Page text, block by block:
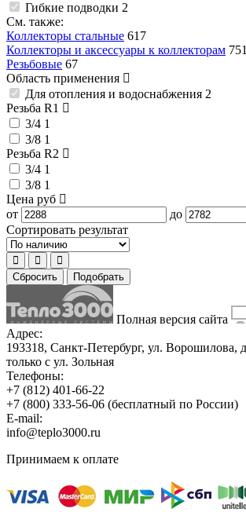
Гибкие подводки 2
См. также:
Коллекторы стальные 617
Коллекторы и аксессуары к коллекторам 751
Резьбовые 67
Область применения
Для отопления и водоснабжения 2
Резьба R1
3/4 1
3/8 1
Резьба R2
3/4 1
3/8 1
Цена руб
от
до
Сортировать результат
Сбросить Подобрать
Полная версия сайта
Адрес:
193318, Санкт-Петербург, ул. Ворошилова,
только с ул. Зольная
Телефоны:
+7 (812) 401-66-22
+7 (800) 333-56-06 (бесплатный по России)
E-mail:
info@teplo3000.ru
Принимаем к оплате